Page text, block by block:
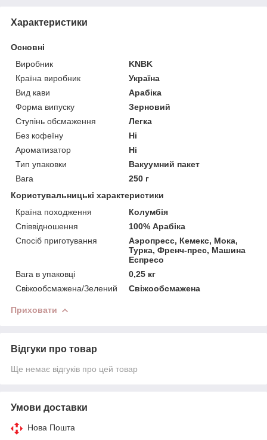
Характеристики
Основні
Виробник
KNBK
Країна виробник
Україна
Вид кави
Арабіка
Форма випуску
Зерновий
Ступінь обсмаження
Легка
Без кофеїну
Ні
Ароматизатор
Ні
Тип упаковки
Вакуумний пакет
Вага
250 г
Користувальницькі характеристики
Країна походження
Колумбія
Співвідношення
100% Арабіка
Спосіб приготування
Аэропресс, Кемекс, Мока,
Турка, Френч-прес, Машина
Еспресо
Вага в упаковці
0,25 кг
Свіжообсмажена/Зелений
Свіжообсмажена
Приховати
Відгуки про товар
Ще немає відгуків про цей товар
Умови доставки
Нова Пошта